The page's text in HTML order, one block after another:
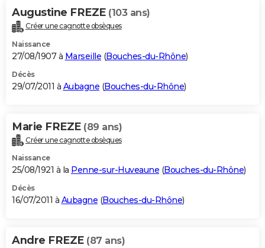
Augustine FREZE (103 ans)
Créer une cagnotte obsèques
Naissance
27/08/1907 à Marseille (Bouches-du-Rhône)
Décès
29/07/2011 à Aubagne (Bouches-du-Rhône)
Marie FREZE (89 ans)
Créer une cagnotte obsèques
Naissance
25/08/1921 à la Penne-sur-Huveaune (Bouches-du-Rhône)
Décès
16/07/2011 à Aubagne (Bouches-du-Rhône)
Andre FREZE (87 ans)